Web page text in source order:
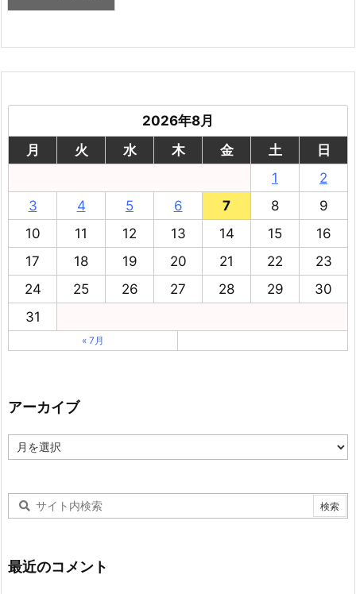
2026年8月
月
火 水 木 金 土
日
1
2
3
4 5 6 7 8
9
10
11 12 13 14 15
16
17
18 19 20 21 22
23
24
25 26 27 28 29
30
31
« 7月
アーカイブ
ー
最近のコメント